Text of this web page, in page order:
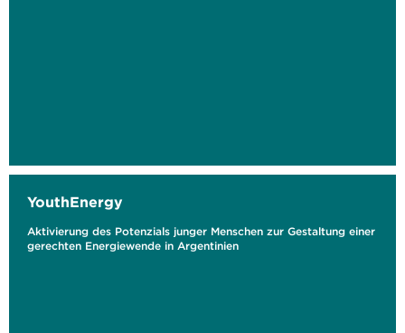
YouthEnergy
Aktivierung des Potenzials junger Menschen zur Gestaltung einer
gerechten Energiewende in Argentinien